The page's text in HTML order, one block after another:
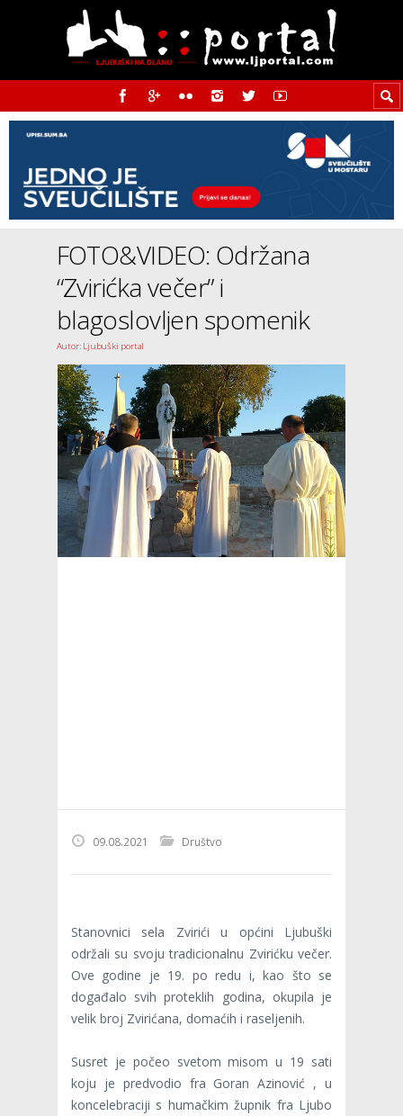
FOTO&VIDEO: Održana
“Zvirićka večer” i
blagoslovljen spomenik
Autor: Ljubuški portal
09.08.2021 Društvo
Stanovnici sela Zvirići u općini Ljubuški
održali su svoju tradicionalnu Zvirićku večer.
Ove godine je 19. po redu i, kao što se
događalo svih proteklih godina, okupila je
velik broj Zvirićana, domaćih i raseljenih.
Susret je počeo svetom misom u 19 sati
koju je predvodio fra Goran Azinović , u
koncelebraciji s humačkim župnik fra Ljubo